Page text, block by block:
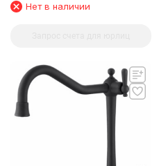
Нет в наличии